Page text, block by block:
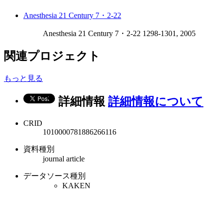
Anesthesia 21 Century 7・2-22
Anesthesia 21 Century 7・2-22 1298-1301, 2005
関連プロジェクト
もっと見る
詳細情報 詳細情報について
CRID
1010000781886266116
資料種別
journal article
データソース種別
KAKEN